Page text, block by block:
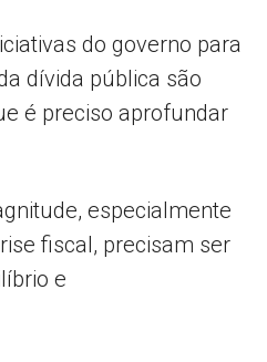
do governo para
dívida pública são
é preciso aprofundar
especialmente
fiscal, precisam ser
e